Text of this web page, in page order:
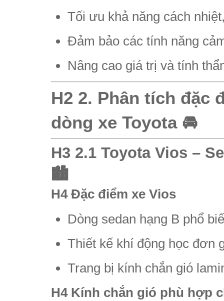
Tối ưu khả năng cách
Đảm bảo các tính năng
Nâng cao giá trị và tính
H2 2. Phân tích đặc
dòng xe Toyota 🚘
H3 2.1 Toyota Vios –
🏙️
H4 Đặc điểm xe Vios
Dòng sedan hạng B phổ
Thiết kế khí động học đơn
Trang bị kính chắn gió
H4 Kính chắn gió phù hợp